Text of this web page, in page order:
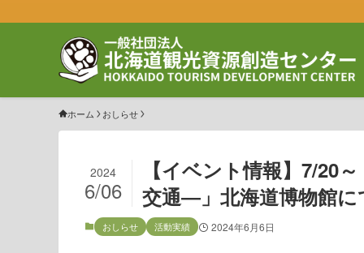
ホーム おしらせ
【イベント情報】7/20
交通―」北海道博物館に
2024
6/06
おしらせ 活動実績 2024年6月6日